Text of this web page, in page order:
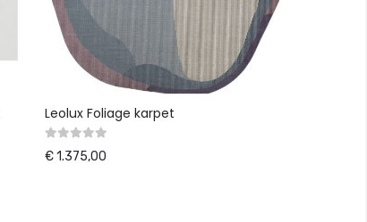
Leolux Foliage karpet
€ 1.375,00